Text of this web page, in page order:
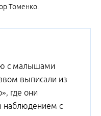
Томенко.
с малышами
выписали из
где они
наблюдением с